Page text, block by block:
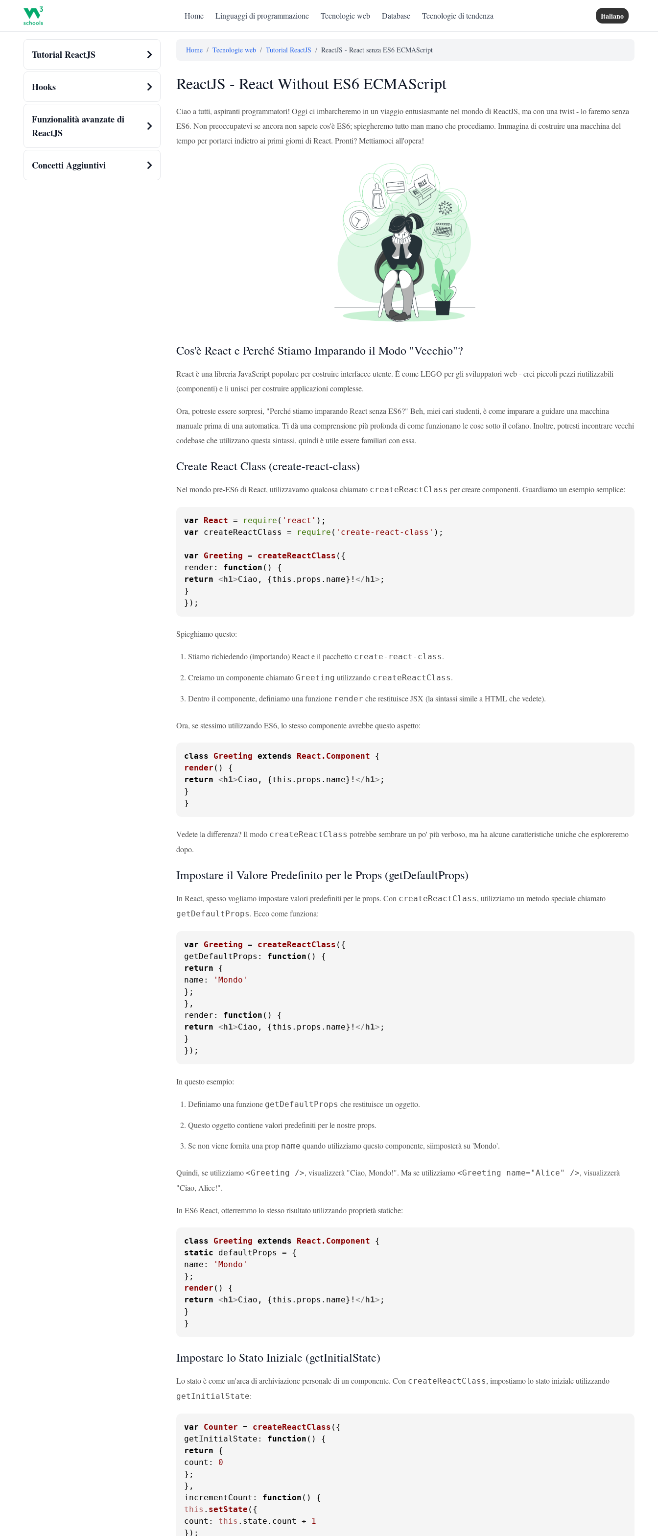
Home Linguaggi di programmazione Tecnologie web Database Tecnologie di tendenza Italiano
Tutorial ReactJS
Hooks
Funzionalità avanzate di
ReactJS
Concetti Aggiuntivi
Home / Tecnologie web / Tutorial ReactJS / ReactJS - React senza ES6 ECMAScript
ReactJS - React Without ES6 ECMAScript
Ciao a tutti, aspiranti programmatori! Oggi ci imbarcheremo in un viaggio entusiasmante nel mondo di ReactJS, ma con una twist - lo faremo senza
ES6. Non preoccupatevi se ancora non sapete cos'è ES6; spiegheremo tutto man mano che procediamo. Immagina di costruire una macchina del
tempo per portarci indietro ai primi giorni di React. Pronti? Mettiamoci all'opera!
Cos'è React e Perché Stiamo Imparando il Modo "Vecchio"?
React è una libreria JavaScript popolare per costruire interfacce utente. È come LEGO per gli sviluppatori web - crei piccoli pezzi riutilizzabili
(componenti) e li unisci per costruire applicazioni complesse.
Ora, potreste essere sorpresi, "Perché stiamo imparando React senza ES6?" Beh, miei cari studenti, è come imparare a guidare una macchina
manuale prima di una automatica. Ti dà una comprensione più profonda di come funzionano le cose sotto il cofano. Inoltre, potresti incontrare vecchi
codebase che utilizzano questa sintassi, quindi è utile essere familiari con essa.
Create React Class (create-react-class)
Nel mondo pre-ES6 di React, utilizzavamo qualcosa chiamato createReactClass per creare componenti. Guardiamo un esempio semplice:
var React = require ( 'react'
var createReactClass = require ( 'create-react-class' );
var Greeting = createReactClass
render : function (
return <h1>Ciao, {this.props.name}! </h1> ;
}
});
Spieghiamo questo:
Stiamo richiedendo (importando) React e il pacchetto create-react-class.
Creiamo un componente chiamato Greeting utilizzando createReactClass.
Dentro il componente, definiamo una funzione render che restituisce JSX (la sintassi simile a HTML che vedete).
Ora, se stessimo utilizzando ES6, lo stesso componente avrebbe questo aspetto:
class Greeting extends React.Component
render (
return <h1>Ciao, {this.props.name}! </h1> ;
}
}
Vedete la differenza? Il modo createReactClass potrebbe sembrare un po' più verboso, ma ha alcune caratteristiche uniche che esploreremo
dopo.
Impostare il Valore Predefinito per le Props (getDefaultProps)
In React, spesso vogliamo impostare valori predefiniti per le props. Con createReactClass, utilizziamo un metodo speciale chiamato
getDefaultProps. Ecco come funziona:
var Greeting = createReactClass
getDefaultProps : function (
return
name :
'Mondo'
};
render : function (
return <h1>Ciao, {this.props.name}! </h1> ;
}
});
In questo esempio:
Definiamo una funzione getDefaultProps che restituisce un oggetto.
Questo oggetto contiene valori predefiniti per le nostre props.
Se non viene fornita una prop name quando utilizziamo questo componente, siimposterà su 'Mondo'.
Quindi, se utilizziamo <Greeting />, visualizzerà "Ciao, Mondo!". Ma se utilizziamo <Greeting name="Alice" />, visualizzerà
"Ciao, Alice!".
In ES6 React, otterremmo lo stesso risultato utilizzando proprietà statiche:
class Greeting extends React.Component
static
name :
'Mondo'
render (
return <h1>Ciao, {this.props.name}! </h1> ;
}
}
Impostare lo Stato Iniziale (getInitialState)
Lo stato è come un'area di archiviazione personale di un componente. Con createReactClass, impostiamo lo stato iniziale utilizzando
getInitialState:
var Counter = createReactClass
getInitialState : function (
return
count : 0
};
incrementCount : function (
this . setState
count : this . state . count +
1
});